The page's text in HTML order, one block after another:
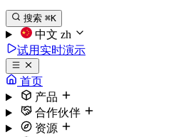
搜索 ⌘K
中文 zh
试用实时演示
首页
产品
合作伙伴
资源